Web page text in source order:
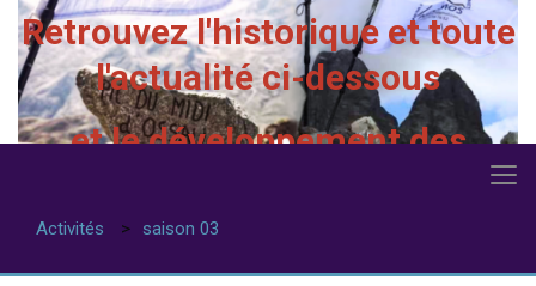
Retrouvez l'historique et toute
l'actualité ci-dessous
et le développement des
ACTIVITÉS / SAISON
Activités saison 03